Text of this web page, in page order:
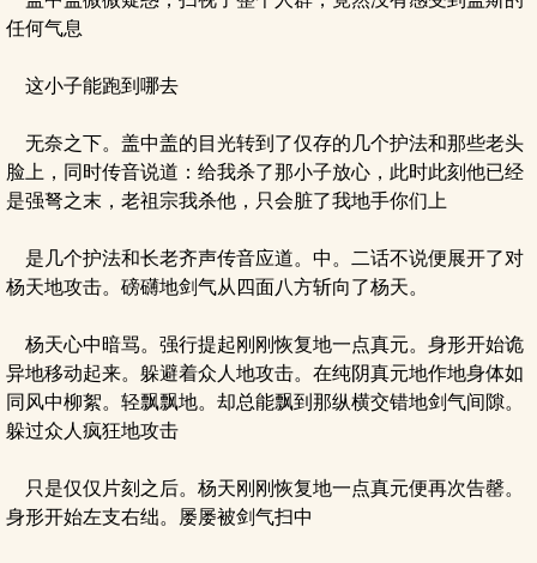
任何气息
这小子能跑到哪去
无奈之下。盖中盖的目光转到了仅存的几个护法和那些老头
脸上，同时传音说道：给我杀了那小子放心，此时此刻他已经
是强弩之末，老祖宗我杀他，只会脏了我地手你们上
是几个护法和长老齐声传音应道。中。二话不说便展开了对
杨天地攻击。磅礴地剑气从四面八方斩向了杨天。
杨天心中暗骂。强行提起刚刚恢复地一点真元。身形开始诡
异地移动起来。躲避着众人地攻击。在纯阴真元地作地身体如
同风中柳絮。轻飘飘地。却总能飘到那纵横交错地剑气间隙。
躲过众人疯狂地攻击
只是仅仅片刻之后。杨天刚刚恢复地一点真元便再次告罄。
身形开始左支右绌。屡屡被剑气扫中